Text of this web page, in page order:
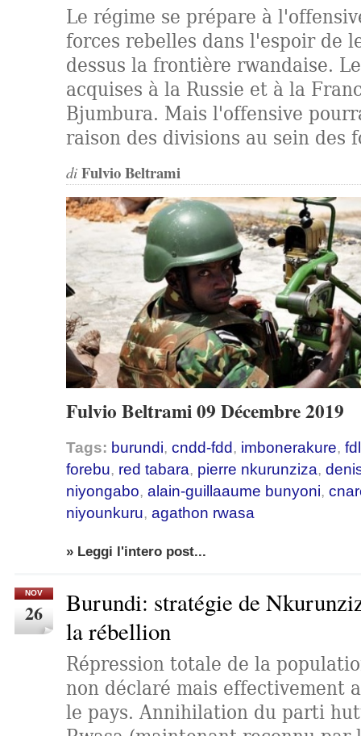
Le régime se prépare à
forces rebelles dans l'espoir de
dessus la frontière rwandaise.
acquises à la Russie et à la
Bjumbura. Mais l'offensive
raison des divisions au sein des
di Fulvio Beltrami
Fulvio Beltrami 09 Décembre 2019
Tags: burundi, cndd-fdd, imbonerakure,
forebu, red tabara, pierre nkurunziza,
niyongabo, alain-guillaaume bunyoni,
niyounkuru, agathon rwasa
» Leggi l'intero post...
NOV
26
Burundi: stratégie de
la rébellion
Répression totale de la
non déclaré mais effectivement
le pays. Annihilation du parti